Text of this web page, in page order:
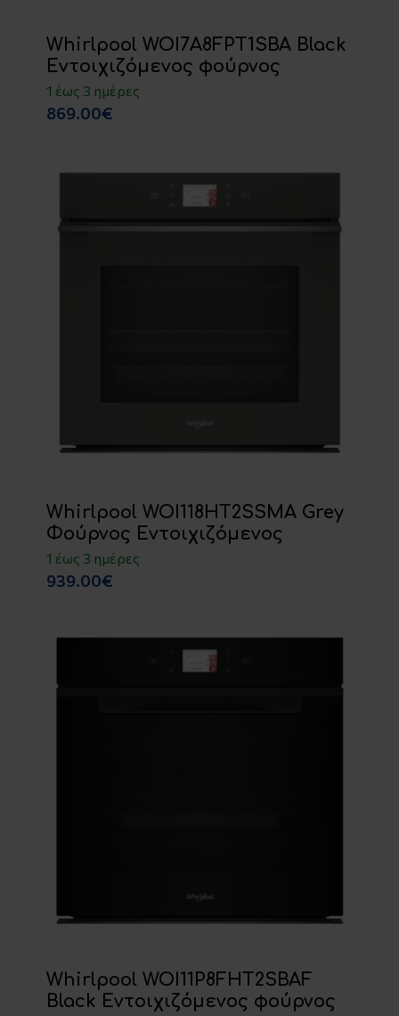
Whirlpool WOI7A8FPT1SBA Black
Εντοιχιζόμενος φούρνος
1 έως 3 ημέρες
869.00€
Whirlpool WOI118HT2SSMA Grey
Φούρνος Εντοιχιζόμενος
1 έως 3 ημέρες
939.00€
Whirlpool WOI11P8FHT2SBAF
Black Εντοιχιζόμενος φούρνος